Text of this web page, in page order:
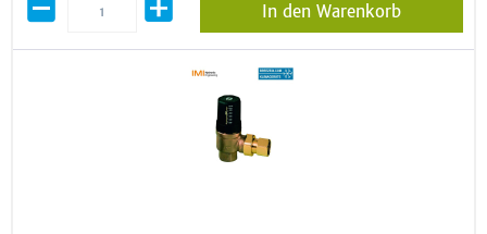
In den Warenkorb